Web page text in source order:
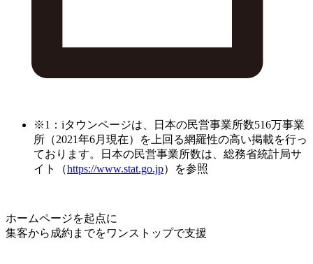
※1：iタウンページは、日本の民営事業所数516万事業
所（2021年6月現在）を上回る網羅性の高い掲載を行っ
ております。日本の民営事業所数は、総務省統計局サ
イト（https://www.stat.go.jp）を参照
ホームページを起点に
集客から成約までをワンストップで支援